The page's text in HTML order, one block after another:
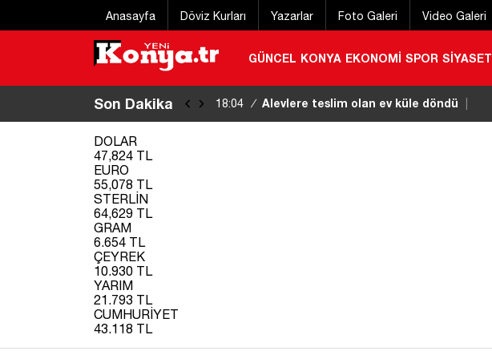
Anasayfa Döviz Kurları Yazarlar Foto Galeri Video Galeri
GÜNCEL KONYA EKONOMİ SPOR SİYASET
Son Dakika 18:04 / Alevlere teslim olan ev küle döndü
DOLAR
47,824 TL
EURO
55,078 TL
STERLİN
64,629 TL
GRAM
6.654 TL
ÇEYREK
10.930 TL
YARIM
21.793 TL
CUMHURİYET
43.118 TL